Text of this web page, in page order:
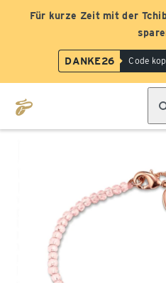
Für kurze Zeit mit der
DANKE26 Code